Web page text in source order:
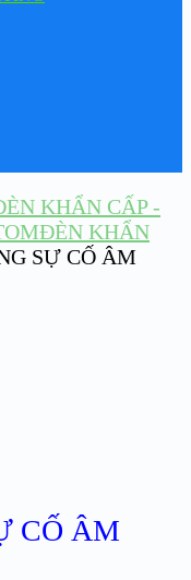
KHẨN CẤP -
ĐÈN KHẨN
SỰ CỐ ÂM
CỐ ÂM